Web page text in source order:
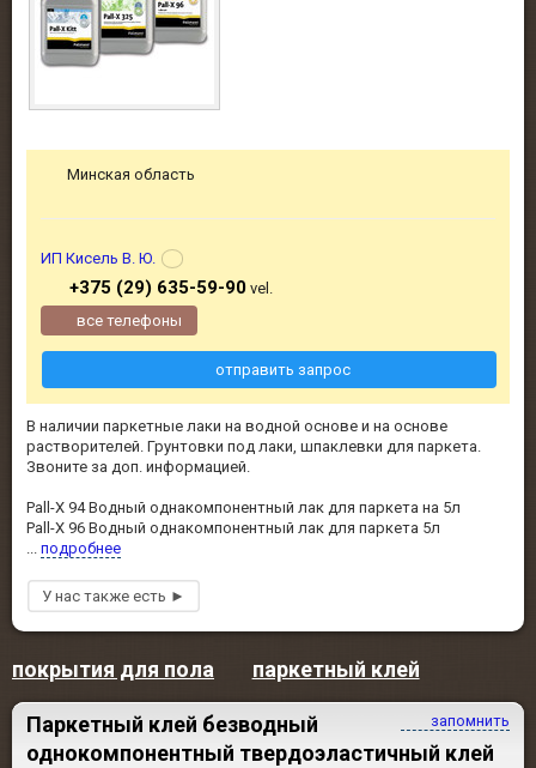
В наличии паркетные лаки на водной основе и на основе
растворителей. Грунтовки под лаки, шпаклевки для паркета.
Звоните за доп. информацией.
Pall-X 94 Водный однакомпонентный лак для паркета на 5л
Pall-X 96 Водный однакомпонентный лак для паркета 5л
подробнее
Минская область
ИП Кисель В. Ю.
+375 (29) 635-59-90vel.
все телефоны
отправить запрос
покрытия для пола паркетный клей
запомнить
Паркетный клей безводный
однокомпонентный твердоэластичный клей